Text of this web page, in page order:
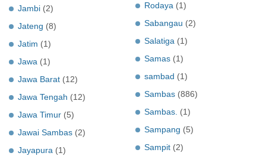
Jambi (2)
Jateng (8)
Jatim (1)
Jawa (1)
Jawa Barat (12)
Jawa Tengah (12)
Jawa Timur (5)
Jawai Sambas (2)
Jayapura (1)
Rodaya (1)
Sabangau (2)
Salatiga (1)
Samas (1)
sambad (1)
Sambas (886)
Sambas. (1)
Sampang (5)
Sampit (2)